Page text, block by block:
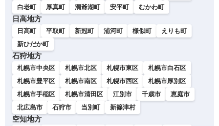
白老町
厚真町 洞爺湖町 安平町 むかわ町
日高地方
日高町 平取町 新冠町 浦河町 様似町
えりも町
新ひだか町
石狩地方
札幌市中央区 札幌市北区 札幌市東区
札幌市白石区
札幌市豊平区
札幌市南区 札幌市西区
札幌市厚別区
札幌市手稲区
札幌市清田区 江別市 千歳市
恵庭市
北広島市
石狩市 当別町 新篠津村
空知地方